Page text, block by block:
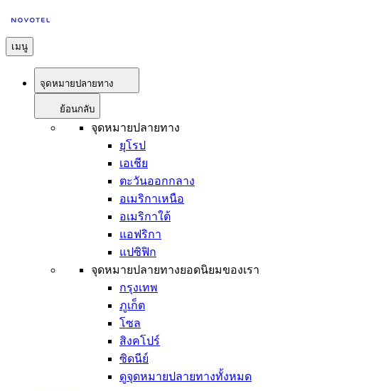
เมนู
จุดหมายปลายทาง
ย้อนกลับ
จุดหมายปลายทาง
ยุโรป
เอเชีย
ตะวันออกกลาง
อเมริกาเหนือ
อเมริกาใต้
แอฟริกา
แปซิฟิก
จุดหมายปลายทางยอดนิยมของเรา
กรุงเทพ
ภูเก็ต
โซล
สิงคโปร์
ซิดนีย์
ดูจุดหมายปลายทางทั้งหมด